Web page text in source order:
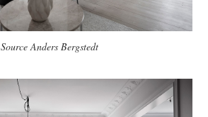
Source Anders Bergstedt